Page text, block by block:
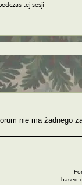
tej sesji
nie ma żadnego
based